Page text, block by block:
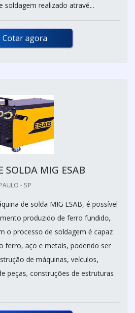
soldagem realizado atravé...
Cotar agora
SOLDA MIG ESAB
- SP
de solda MIG ESAB, é possível
produzido de ferro fundido,
o processo de soldagem é capaz
ferro, aço e metais, podendo ser
de máquinas, veículos,
peças, construções de estruturas